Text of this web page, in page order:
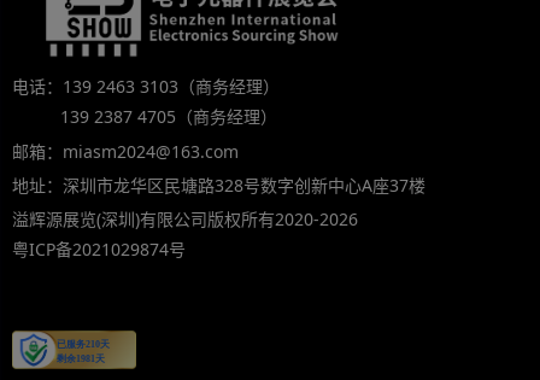
电话：139 2463 3103（商务经理）
139 2387 4705（商务经理）
邮箱：miasm2024@163.com
地址：深圳市龙华区民塘路328号数字创新中心A座37楼
溢辉源展览(深圳)有限公司版权所有2020-2026
粤ICP备2021029874号